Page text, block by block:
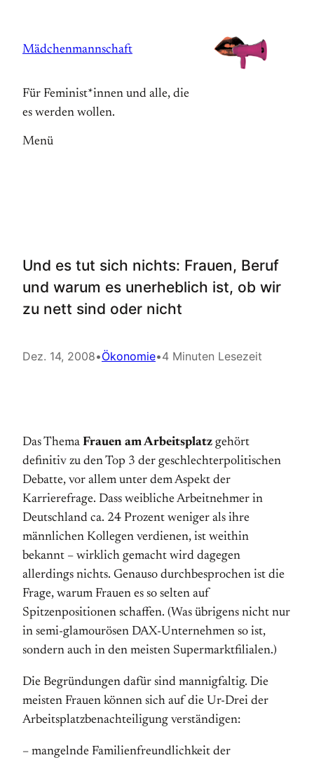
springen
Mädchenmannschaft
Für Feminist*innen und alle, die
es werden wollen.
Menü
Und es tut sich nichts: Frauen, Beruf
und warum es unerheblich ist, ob wir
zu nett sind oder nicht
Dez. 14, 2008•Ökonomie•4 Minuten Lesezeit
Das Thema Frauen am Arbeitsplatz gehört
definitiv zu den Top 3 der geschlechterpolitischen
Debatte, vor allem unter dem Aspekt der
Karrierefrage. Dass weibliche Arbeitnehmer in
Deutschland ca. 24 Prozent weniger als ihre
männlichen Kollegen verdienen, ist weithin
bekannt – wirklich gemacht wird dagegen
allerdings nichts. Genauso durchbesprochen ist die
Frage, warum Frauen es so selten auf
Spitzenpositionen schaffen. (Was übrigens nicht nur
in semi-glamourösen DAX-Unternehmen so ist,
sondern auch in den meisten Supermarktfilialen.)
Die Begründungen dafür sind mannigfaltig. Die
meisten Frauen können sich auf die Ur-Drei der
Arbeitsplatzbenachteiligung verständigen:
– mangelnde Familienfreundlichkeit der